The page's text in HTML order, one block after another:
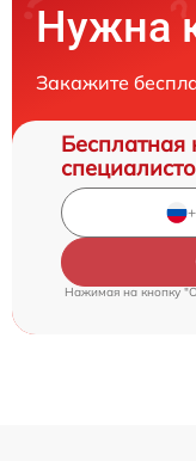
Нужна
Закажите
Бесплатная
Нажимая на кнопку